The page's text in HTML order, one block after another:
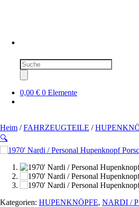
Produktsuche
0,00 € 0 Elemente
Heim /FAHRZEUGTEILE /
🔍
SOLD OUT
Kategorien: HUPENKNÖPFE, NARDI /